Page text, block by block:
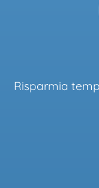
Risparmia